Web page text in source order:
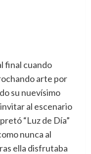
final cuando
arte por
su nuevísimo
al escenario
“Luz de Día”
nunca al
ella disfrutaba